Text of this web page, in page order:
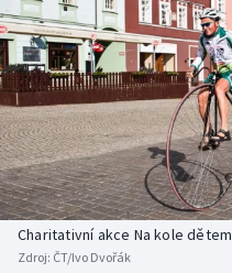
DALŠÍ SPORTY
Americký fotbal
Baseball a softbal
Basketbal
Biatlon
NEPŘEHLÉDNĚTE
Soutěže
Historické návraty
Aplikace ČT sport
Charitativní akce Na kole dětem
Zdroj: ČT/Ivo Dvořák